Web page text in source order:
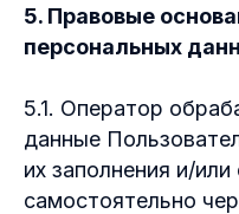
5. Правовые
персональных
5.1. Оператор
данные
их заполнения и/
самостоятельно